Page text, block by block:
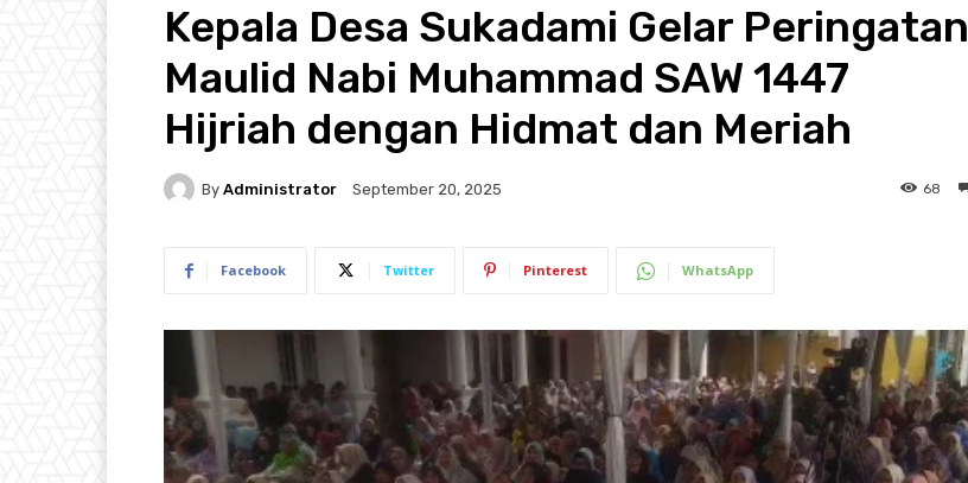
Kepala Desa Sukadami Gelar Peringatan
Maulid Nabi Muhammad SAW 1447
Hijriah dengan Hidmat dan Meriah
By Administrator September 20, 2025 68
Facebook Twitter Pinterest WhatsApp